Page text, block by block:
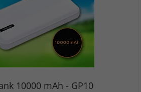
10000 mAh - GP10